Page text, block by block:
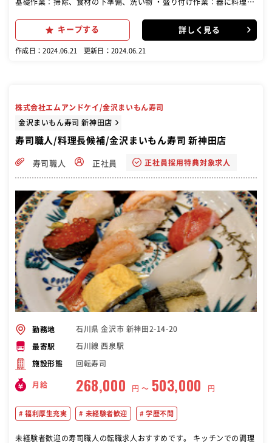
基礎作業：掃除、食材の下準備、洗い物 ・盛り付け作業：器に料理を
物、焼き物、天ぷらなどの調理 ・カウンター業務：お客様への提供、
食材の発注と管理 未経験者歓迎で、徐々にスキルを身につけながらス
キープする 詳しく見る
作成日：2024.06.21 更新日：2024.06.21
株式会社エムアンドケイ/金沢まいもん寿司
金沢まいもん寿司 新神田店
寿司職人/料理長候補/金沢まいもん寿司 新神田店
寿司職人 正社員 正社員採用特典対象求人
勤務地 石川県 金沢市 新神田2-14-20
最寄駅 石川線 西泉駅
施設形態 回転寿司
月給 268,000 円 〜 503,000 円
福利厚生充実 未経験者歓迎 学歴不問
未経験者歓迎の寿司職人の転職求人おすすめです。 キッチンでの調理